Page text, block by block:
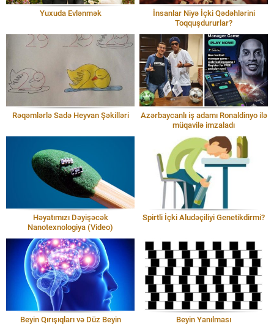
Yuxuda Evlənmək
İnsanlar Niyə İçki Qədəhlərini
Toqquşdururlar?
Rəqəmlərlə Sadə Heyvan Şəkilləri
Azərbaycanlı iş adamı Ronaldinyo ilə
müqavilə imzaladı
Həyatımızı Dəyişəcək
Nanotexnologiya (Video)
Spirtli İçki Aludəçiliyi Genetikdirmi?
Beyin Qırışıqları və Düz Beyin Beyin Yanılması